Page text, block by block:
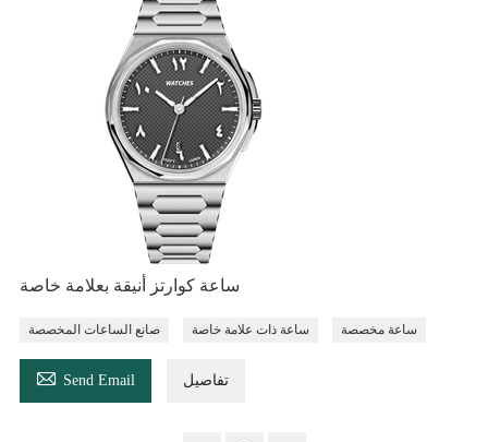
ساعة كوارتز أنيقة بعلامة خاصة
صانع الساعات المخصصة ساعة ذات علامة خاصة ساعة مخصصة
 Send Email تفاصيل